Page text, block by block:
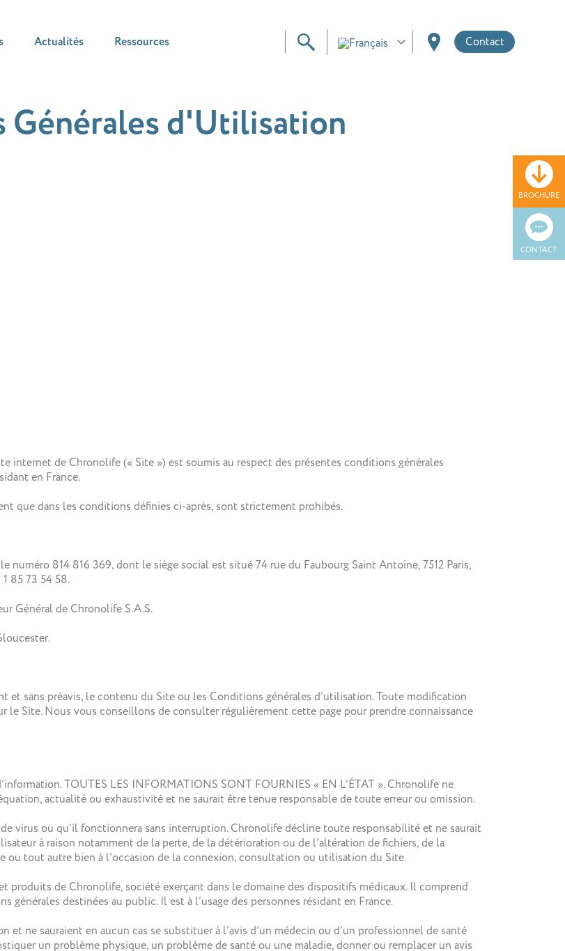
BROCHURE
CONTACT
Actualités Ressources Contact
Générales d'Utilisation
internet de Chronolife (« Site ») est soumis au respect des présentes conditions générales
en France.
que dans les conditions définies ci-après, sont strictement prohibés.
numéro 814 816 369, dont le siège social est situé 74 rue du Faubourg Saint Antoine, 7512 Paris,
85 73 54 58.
Général de Chronolife S.A.S.
sans préavis, le contenu du Site ou les Conditions générales d’utilisation. Toute modification
Site. Nous vous conseillons de consulter régulièrement cette page pour prendre connaissance
TOUTES LES INFORMATIONS SONT FOURNIES « EN L’ÉTAT ». Chronolife ne
actualité ou exhaustivité et ne saurait être tenue responsable de toute erreur ou omission.
virus ou qu’il fonctionnera sans interruption. Chronolife décline toute responsabilité et ne saurait
à raison notamment de la perte, de la détérioration ou de l’altération de fichiers, de la
tout autre bien à l’occasion de la connexion, consultation ou utilisation du Site.
de Chronolife, société exerçant dans le domaine des dispositifs médicaux. Il comprend
destinées au public. Il est à l’usage des personnes résidant en France.
ne sauraient en aucun cas se substituer à l’avis d’un médecin ou d’un professionnel de santé
un problème physique, un problème de santé ou une maladie, donner ou remplacer un avis